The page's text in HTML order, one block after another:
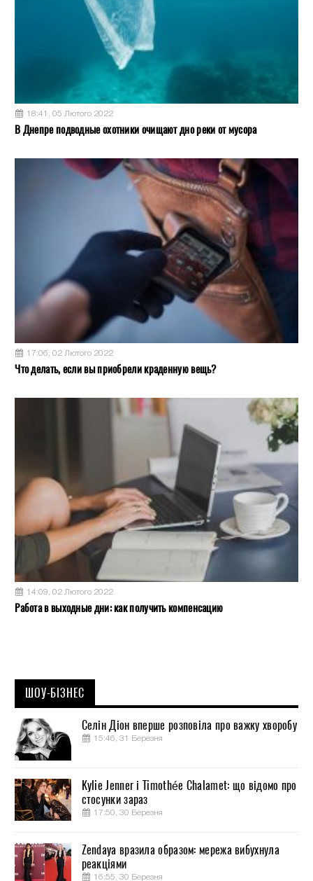
18:41, 05 Лютого 2022
В Днепре подводные охотники очищают дно реки от мусора
17:06, 02 Лютого 2022
Что делать, если вы приобрели краденную вещь?
14:09, 02 Лютого 2022
Работа в выходные дни: как получить компенсацию
ШОУ-БІЗНЕС
Селін Діон вперше розповіла про важку хворобу
15:46, 31 Березня
Kylie Jenner і Timothée Chalamet: що відомо про
стосунки зараз
17:50, 30 Березня
Zendaya вразила образом: мережа вибухнула
реакціями
16:55, 30 Березня